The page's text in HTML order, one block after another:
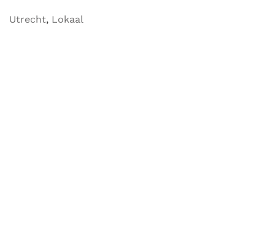
Utrecht, Lokaal